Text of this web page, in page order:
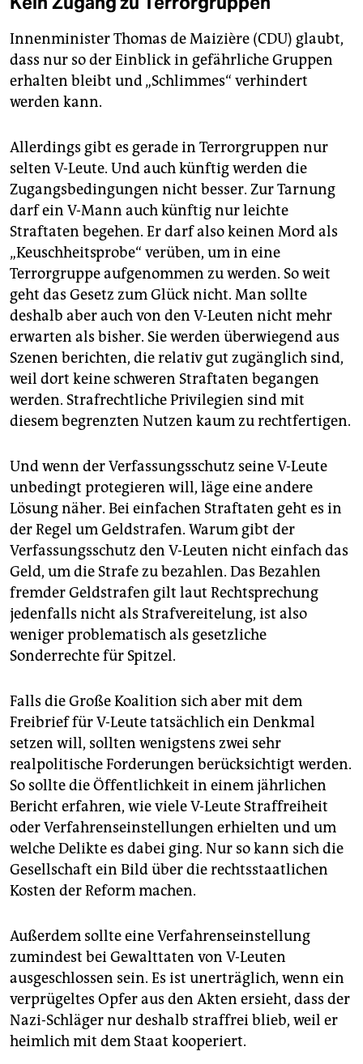
Innenminister Thomas de Maizière (CDU) glaubt,
dass nur so der Einblick in gefährliche Gruppen
erhalten bleibt und „Schlimmes“ verhindert
werden kann.
Allerdings gibt es gerade in Terrorgruppen nur
selten V-Leute. Und auch künftig werden die
Zugangsbedingungen nicht besser. Zur Tarnung
darf ein V-Mann auch künftig nur leichte
Straftaten begehen. Er darf also keinen Mord als
„Keuschheitsprobe“ verüben, um in eine
Terrorgruppe aufgenommen zu werden. So weit
geht das Gesetz zum Glück nicht. Man sollte
deshalb aber auch von den V-Leuten nicht mehr
erwarten als bisher. Sie werden überwiegend aus
Szenen berichten, die relativ gut zugänglich sind,
weil dort keine schweren Straftaten begangen
werden. Strafrechtliche Privilegien sind mit
diesem begrenzten Nutzen kaum zu rechtfertigen.
Und wenn der Verfassungsschutz seine V-Leute
unbedingt protegieren will, läge eine andere
Lösung näher. Bei einfachen Straftaten geht es in
der Regel um Geldstrafen. Warum gibt der
Verfassungsschutz den V-Leuten nicht einfach das
Geld, um die Strafe zu bezahlen. Das Bezahlen
fremder Geldstrafen gilt laut Rechtsprechung
jedenfalls nicht als Strafvereitelung, ist also
weniger problematisch als gesetzliche
Sonderrechte für Spitzel.
Falls die Große Koalition sich aber mit dem
Freibrief für V-Leute tatsächlich ein Denkmal
setzen will, sollten wenigstens zwei sehr
realpolitische Forderungen berücksichtigt werden.
So sollte die Öffentlichkeit in einem jährlichen
Bericht erfahren, wie viele V-Leute Straffreiheit
oder Verfahrenseinstellungen erhielten und um
welche Delikte es dabei ging. Nur so kann sich die
Gesellschaft ein Bild über die rechtsstaatlichen
Kosten der Reform machen.
Außerdem sollte eine Verfahrenseinstellung
zumindest bei Gewalttaten von V-Leuten
ausgeschlossen sein. Es ist unerträglich, wenn ein
verprügeltes Opfer aus den Akten ersieht, dass der
Nazi-Schläger nur deshalb straffrei blieb, weil er
heimlich mit dem Staat kooperiert.